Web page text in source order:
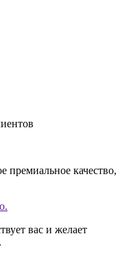
премиальное качество,
вас и желает